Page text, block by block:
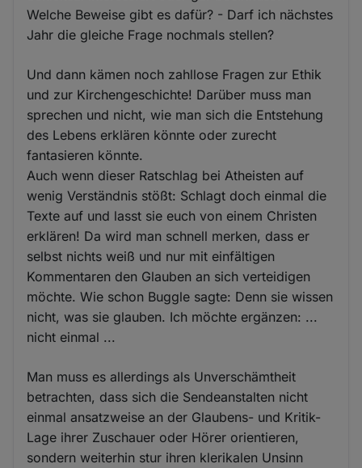
Welche Beweise gibt es dafür? - Darf ich nächstes
Jahr die gleiche Frage nochmals stellen?
Und dann kämen noch zahllose Fragen zur Ethik
und zur Kirchengeschichte! Darüber muss man
sprechen und nicht, wie man sich die Entstehung
des Lebens erklären könnte oder zurecht
fantasieren könnte.
Auch wenn dieser Ratschlag bei Atheisten auf
wenig Verständnis stößt: Schlagt doch einmal die
Texte auf und lasst sie euch von einem Christen
erklären! Da wird man schnell merken, dass er
selbst nichts weiß und nur mit einfältigen
Kommentaren den Glauben an sich verteidigen
möchte. Wie schon Buggle sagte: Denn sie wissen
nicht, was sie glauben. Ich möchte ergänzen: ...
nicht einmal ...
Man muss es allerdings als Unverschämtheit
betrachten, dass sich die Sendeanstalten nicht
einmal ansatzweise an der Glaubens- und Kritik-
Lage ihrer Zuschauer oder Hörer orientieren,
sondern weiterhin stur ihren klerikalen Unsinn